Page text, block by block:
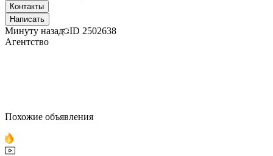
Контакты
Написать
Минуту назад ID 2502638
Агентство
Похожие объявления